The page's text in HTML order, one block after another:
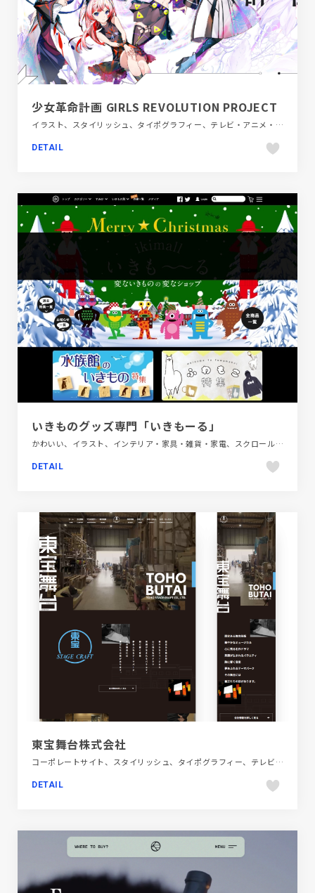
少女革命計画 GIRLS REVOLUTION PROJECT
イラスト、スタイリッシュ、タイポグラフィー、テレビ・アニメ・映画・芸能、デザイン・アート・音楽・文芸、ブランド・サービスサイト、ホワイト系
DETAIL
いきものグッズ専門「いきもーる」
かわいい、イラスト、インテリア・家具・雑貨・家電、スクロールエフェクト、ピンク系、ブラック系 、ブランド・サービスサイト、ホワイト系、ポップ、モーション多め、大きめ写真
DETAIL
東宝舞台株式会社
コーポレートサイト、スタイリッシュ、タイポグラフィー、テレビ・アニメ・映画・芸能、ブラック系 、動画が流れる
DETAIL